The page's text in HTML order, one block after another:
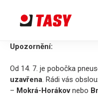
Upozornění:
Od 14. 7. je pobočka
uzavřena. Rádi vás
– Mokrá-Horákovnebo